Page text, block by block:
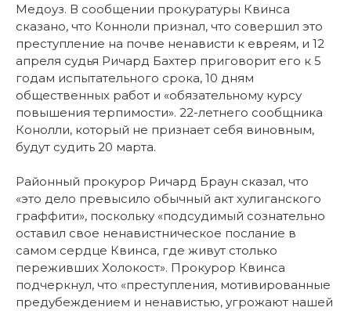
Медоуз. В сообщении прокуратуры Квинса
сказано, что Конноли признал, что совершил это
преступление на почве ненависти к евреям, и 12
апреля судья Ричард Бахтер приговорит его к 5
годам испытательного срока, 10 дням
общественных работ и «обязательному курсу
повышения терпимости». 22-летнего сообщника
Конолли, который не признает себя виновным,
будут судить 20 марта.
Районный прокурор Ричард Браун сказал, что
«это дело превысило обычный акт хулиганского
граффити», поскольку «подсудимый сознательно
оставил свое ненавистническое послание в
самом сердце Квинса, где живут столько
переживших Холокост». Прокурор Квинса
подчеркнул, что «преступления, мотивированные
предубеждением и ненавистью, угрожают нашей